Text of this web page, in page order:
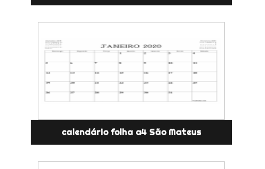
calendário folha a4 São Mateus